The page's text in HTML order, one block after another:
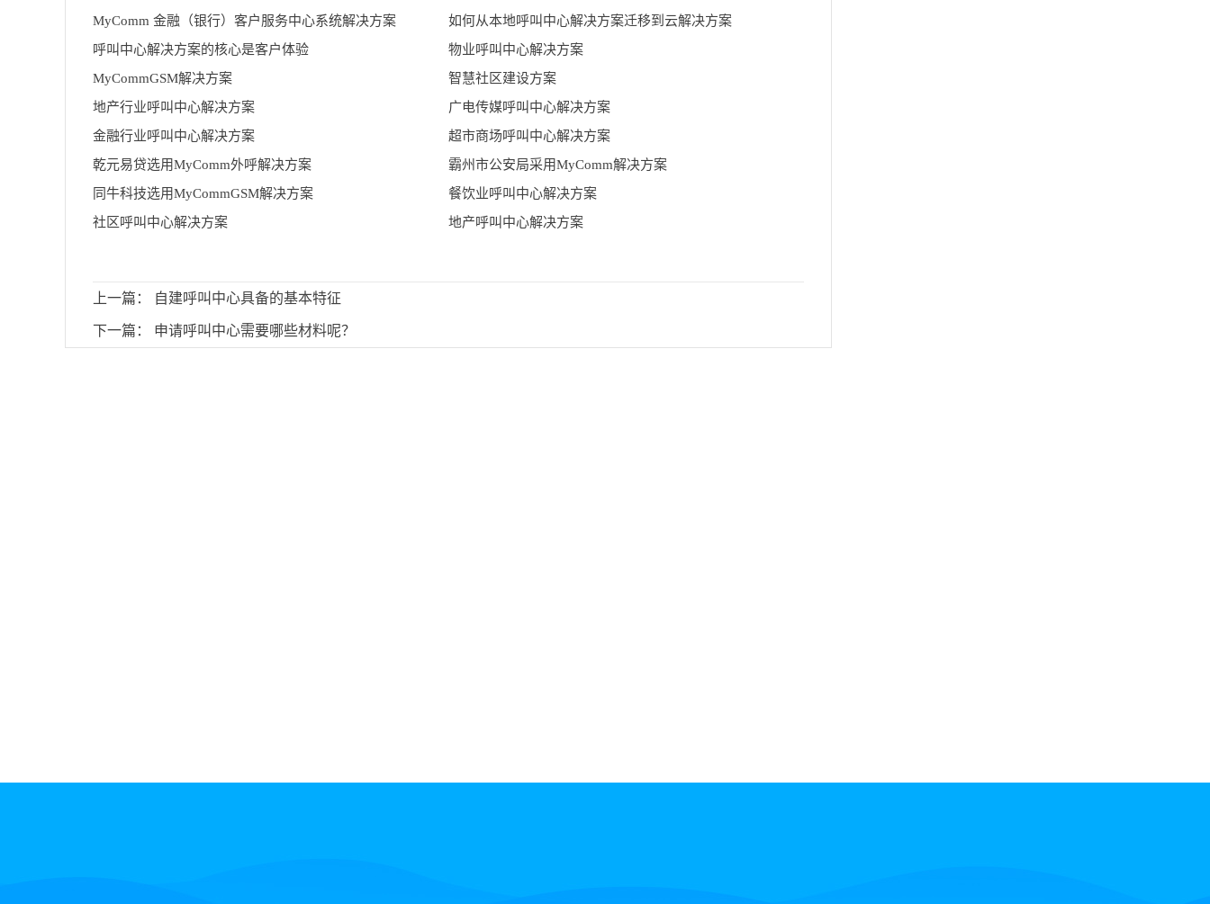
MyComm 金融（银行）客户服务中心系统解决方案
如何从本地呼叫中心解决方案迁移到云解决方案
呼叫中心解决方案的核心是客户体验
物业呼叫中心解决方案
MyCommGSM解决方案
智慧社区建设方案
地产行业呼叫中心解决方案
广电传媒呼叫中心解决方案
金融行业呼叫中心解决方案
超市商场呼叫中心解决方案
乾元易贷选用MyComm外呼解决方案
霸州市公安局采用MyComm解决方案
同牛科技选用MyCommGSM解决方案
餐饮业呼叫中心解决方案
社区呼叫中心解决方案
地产呼叫中心解决方案
上一篇： 自建呼叫中心具备的基本特征
下一篇： 申请呼叫中心需要哪些材料呢？